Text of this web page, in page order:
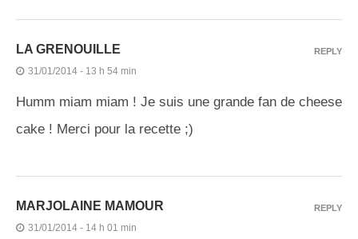
LA GRENOUILLE
31/01/2014 - 13 h 54 min
Humm miam miam ! Je suis une grande fan de cheese
cake ! Merci pour la recette ;)
REPLY
MARJOLAINE MAMOUR
31/01/2014 - 14 h 01 min
REPLY